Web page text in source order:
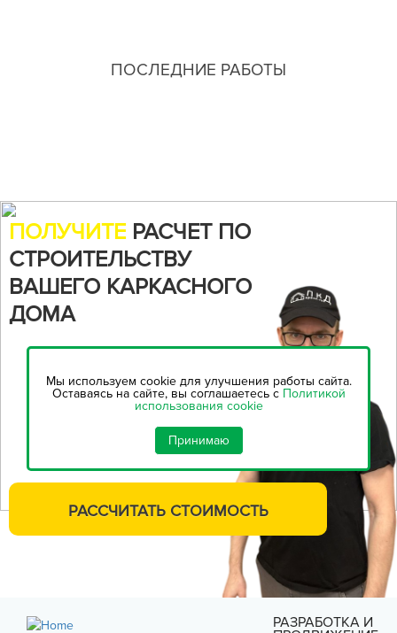
ПОСЛЕДНИЕ РАБОТЫ
ПОЛУЧИТЕ РАСЧЕТ ПО
СТРОИТЕЛЬСТВУ
ВАШЕГО КАРКАСНОГО
ДОМА
Воспользуйтесь нашим
онлайн-калькулятором,
рассчитать стоимость
РАССЧИТАТЬ СТОИМОСТЬ
РАЗРАБОТКА И
Мы используем cookie для улучшения работы сайта.
Оставаясь на сайте, вы соглашаетесь с Политикой
использования cookie
Принимаю